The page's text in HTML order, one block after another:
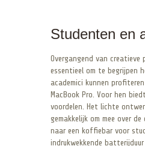
Studenten en
Overgangend van
essentieel om te begrijpen
academici kunnen
MacBook Pro. Voor hen
voordelen. Het lichte
gemakkelijk om mee over
naar een koffiebar voor
indrukwekkende